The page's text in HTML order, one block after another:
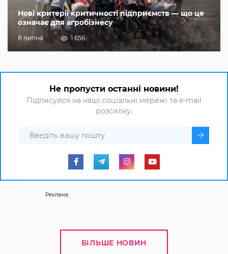
Нові критерії критичності підприємств — що це
означає для агробізнесу
8 липня 1 656
Не пропусти останні новини!
Підписуйся на наші соціальні мережі та e-mail
розсилку.
Реклама
БІЛЬШЕ НОВИН